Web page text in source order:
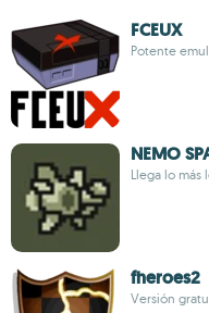
FCEUX
Potente
NEMO
Llega lo más
fheroes2
Versión